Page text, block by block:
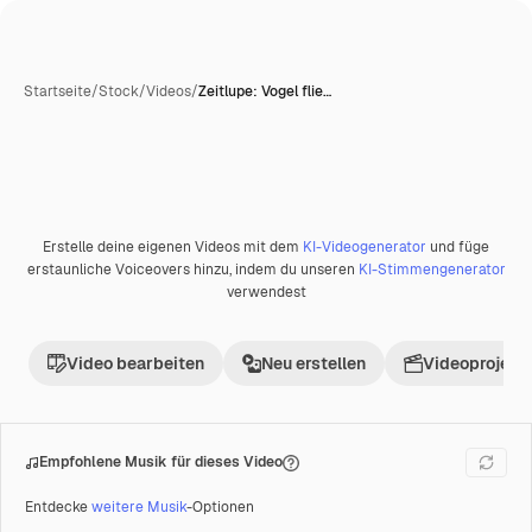
Startseite/Stock/Videos/Zeitlupe: Vogel flie…
Premium
Erstelle deine eigenen Videos mit dem KI-Videogenerator und füge
erstaunliche Voiceovers hinzu, indem du unseren KI-Stimmengenerator
verwendest
Video bearbeiten Neu erstellen Videoprojekt
Empfohlene Musik für dieses Video
Entdeckeweitere Musik-Optionen